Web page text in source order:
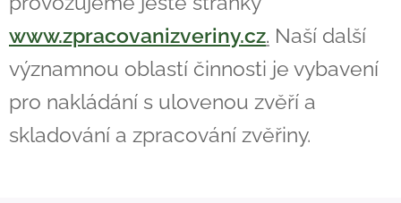
www.zpracovanizveriny.cz. Naší další
významnou oblastí činnosti je vybavení
pro nakládání s ulovenou zvěří a
skladování a zpracování zvěřiny.